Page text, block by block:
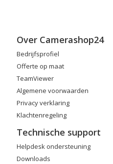
Over Camerashop24
Bedrijfsprofiel
Offerte op maat
TeamViewer
Algemene voorwaarden
Privacy verklaring
Klachtenregeling
Technische support
Helpdesk ondersteuning
Downloads